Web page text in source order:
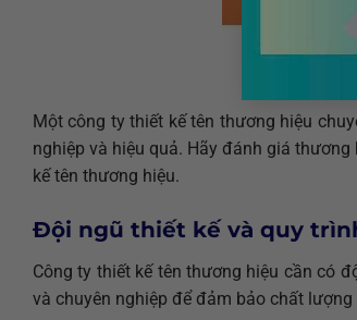
Một công ty thiết kế tên thương hiệu
nghiệp và hiệu quả. Hãy đánh giá
kế tên thương hiệu.
Đội ngũ thiết kế và quy
Công ty thiết kế tên thương hiệu cần có
và chuyên nghiệp để đảm bảo chất